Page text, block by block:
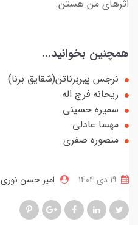
اثرهای من هستن.
همچنین بخوانید...
نرجس پیربرناتن(شقایق برنا)
ریحانه فرج اله
سمیره حسینی
مهسا عادلی
منصوره صفری
امیر حسن نوری